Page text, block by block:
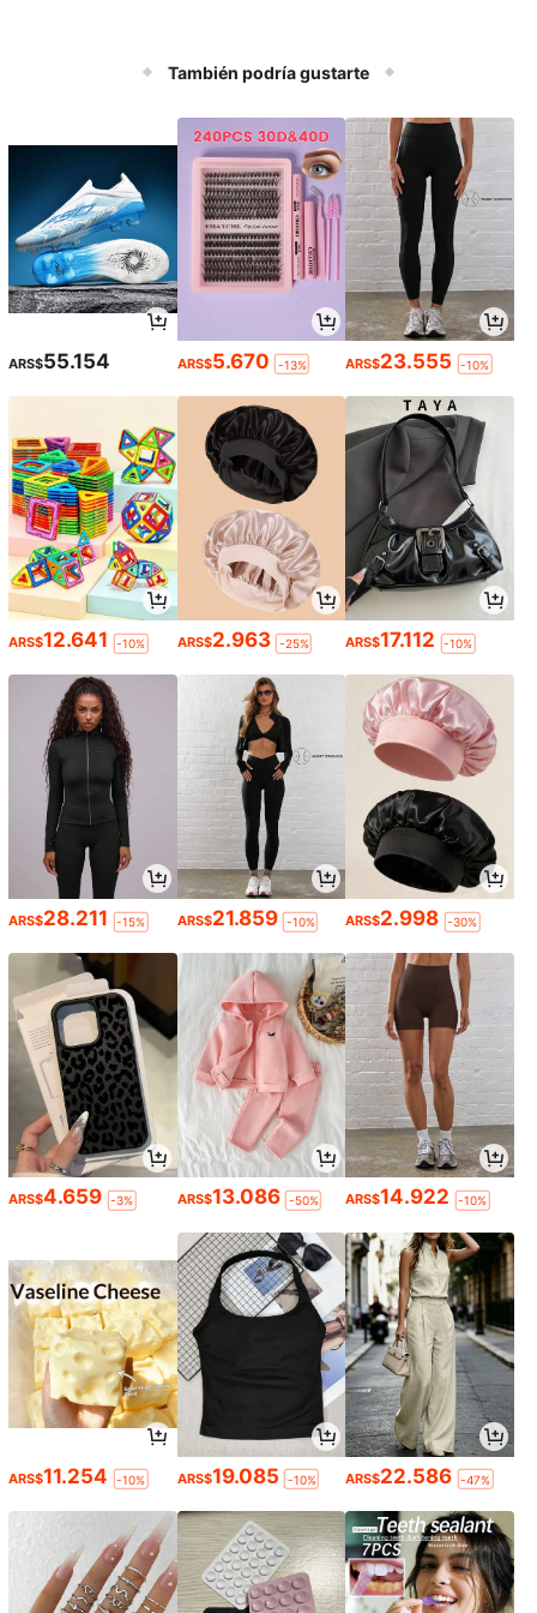
También podría gustarte
ARS$55.154 ARS$5.670 -13% ARS$23.555 -10%
ARS$12.641 -10% ARS$2.963 -25% ARS$17.112 -10%
ARS$28.211 -15% ARS$21.859 -10% ARS$2.998 -30%
ARS$4.659 -3% ARS$13.086 -50% ARS$14.922 -10%
ARS$11.254 -10% ARS$19.085 -10% ARS$22.586 -47%